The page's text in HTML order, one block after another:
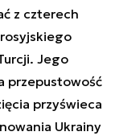
z czterech
Jego
przepustowość
przyświeca
Ukrainy